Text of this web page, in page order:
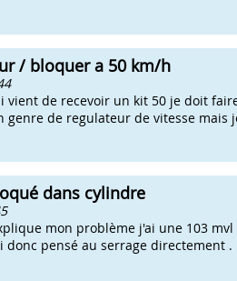
/ bloquer a 50 km/h
vient de recevoir un kit 50 je doit
genre de regulateur de vitesse mais
dans cylindre
mon problème j'ai une 103
donc pensé au serrage directement